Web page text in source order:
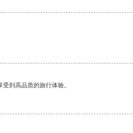
到高品质的旅行体验。